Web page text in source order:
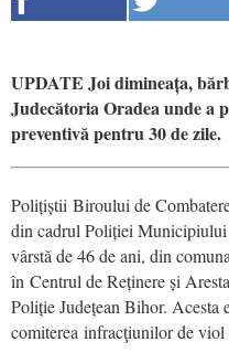
UPDATE Joi dimineața,
Judecătoria Oradea unde a
preventivă pentru 30 de zile.
Polițiștii Biroului de
din cadrul Poliției Municipiului
vârstă de 46 de ani, din
în Centrul de Reținere și
Poliție Județean Bihor. Acesta
comiterea infracţiunilor de viol